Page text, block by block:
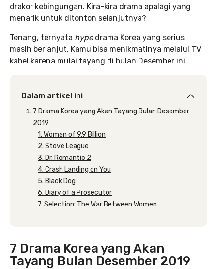
drakor kebingungan. Kira-kira drama apalagi yang
menarik untuk ditonton selanjutnya?
Tenang, ternyata hypedrama Korea yang serius
masih berlanjut. Kamu bisa menikmatinya melalui TV
kabel karena mulai tayang di bulan Desember ini!
Dalam artikel ini
7 Drama Korea yang Akan Tayang Bulan Desember
2019
1. Woman of 9.9 Billion
2. Stove League
3. Dr. Romantic 2
4. Crash Landing on You
5. Black Dog
6. Diary of a Prosecutor
7. Selection: The War Between Women
7 Drama Korea yang Akan
Tayang Bulan Desember 2019